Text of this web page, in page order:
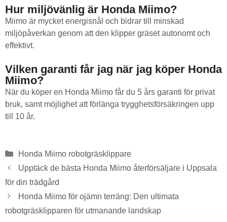
Hur miljövänlig är Honda Miimo?
Miimo är mycket energisnål och bidrar till minskad
miljöpåverkan genom att den klipper gräset autonomt och
effektivt.
Vilken garanti får jag när jag köper Honda
Miimo?
När du köper en Honda Miimo får du 5 års garanti för privat
bruk, samt möjlighet att förlänga trygghetsförsäkringen upp
till 10 år.
Honda Miimo robotgräsklippare
Upptäck de bästa Honda Miimo återförsäljare i Uppsala
för din trädgård
Honda Miimo för ojämn terräng: Den ultimata
robotgräsklipparen för utmanande landskap